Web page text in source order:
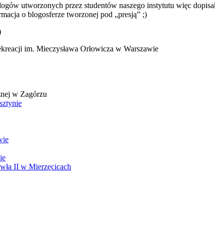
utworzonych przez studentów naszego instytutu więc
o blogosferze tworzonej pod „presją” ;)
im. Mieczysława Orłowicza w Warszawie
w Zagórzu
II w Mierzęcicach